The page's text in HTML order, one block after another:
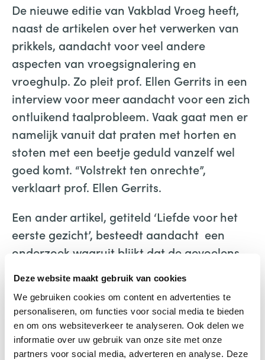
Deze website maakt gebruik van cookies
We gebruiken cookies om content en advertenties te
personaliseren, om functies voor social media te bieden
en om ons websiteverkeer te analyseren. Ook delen we
informatie over uw gebruik van onze site met onze
partners voor social media, adverteren en analyse. Deze
De nieuwe editie van Vakblad Vroeg heeft,
naast de artikelen over het verwerken van
prikkels, aandacht voor veel andere
aspecten van vroegsignalering en
vroeghulp. Zo pleit prof. Ellen Gerrits in een
interview voor meer aandacht voor een zich
ontluikend taalprobleem. Vaak gaat men er
namelijk vanuit dat praten met horten en
stoten met een beetje geduld vanzelf wel
goed komt. “Volstrekt ten onrechte”,
verklaart prof. Ellen Gerrits.
Een ander artikel, getiteld ‘Liefde voor het
eerste gezicht’, besteedt aandacht een
onderzoek waaruit blijkt dat de gevoelens
hun baby koesteren een goede voorspeller
zijn voor hun gevoelens als de baby groter
wordt. De liefde van ouders blijkt verrassend
constant. Aandacht is er ook voor het feit